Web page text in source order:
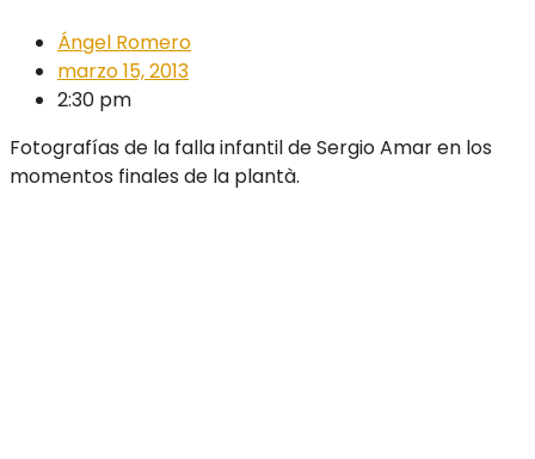
Ángel Romero
marzo 15, 2013
2:30 pm
Fotografías de la falla infantil de Sergio Amar en los
momentos finales de la plantà.